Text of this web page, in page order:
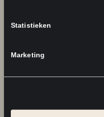
Statistieken
Marketing